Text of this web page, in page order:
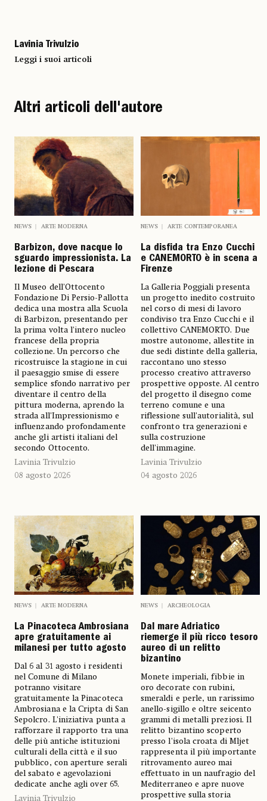
Lavinia Trivulzio
Leggi i suoi articoli
Altri articoli dell'autore
NEWS ARTE MODERNA
Barbizon, dove nacque lo
sguardo impressionista. La
lezione di Pescara
Il Museo dell'Ottocento
Fondazione Di Persio-Pallotta
dedica una mostra alla Scuola
di Barbizon, presentando per
la prima volta l'intero nucleo
francese della propria
collezione. Un percorso che
ricostruisce la stagione in cui
il paesaggio smise di essere
semplice sfondo narrativo per
diventare il centro della
pittura moderna, aprendo la
strada all'Impressionismo e
influenzando profondamente
anche gli artisti italiani del
secondo Ottocento.
Lavinia Trivulzio
08 agosto 2026
NEWS ARTE CONTEMPORANEA
La disfida tra Enzo Cucchi
e CANEMORTO è in scena a
Firenze
La Galleria Poggiali presenta
un progetto inedito costruito
nel corso di mesi di lavoro
condiviso tra Enzo Cucchi e il
collettivo CANEMORTO. Due
mostre autonome, allestite in
due sedi distinte della galleria,
raccontano uno stesso
processo creativo attraverso
prospettive opposte. Al centro
del progetto il disegno come
terreno comune e una
riflessione sull'autorialità, sul
confronto tra generazioni e
sulla costruzione
dell'immagine.
Lavinia Trivulzio
04 agosto 2026
NEWS ARTE MODERNA
La Pinacoteca Ambrosiana
apre gratuitamente ai
milanesi per tutto agosto
Dal 6 al 31 agosto i residenti
nel Comune di Milano
potranno visitare
gratuitamente la Pinacoteca
Ambrosiana e la Cripta di San
Sepolcro. L'iniziativa punta a
rafforzare il rapporto tra una
delle più antiche istituzioni
culturali della città e il suo
pubblico, con aperture serali
del sabato e agevolazioni
dedicate anche agli over 65.
Lavinia Trivulzio
NEWS ARCHEOLOGIA
Dal mare Adriatico
riemerge il più ricco tesoro
aureo di un relitto
bizantino
Monete imperiali, fibbie in
oro decorate con rubini,
smeraldi e perle, un rarissimo
anello-sigillo e oltre seicento
grammi di metalli preziosi. Il
relitto bizantino scoperto
presso l'isola croata di Mljet
rappresenta il più importante
ritrovamento aureo mai
effettuato in un naufragio del
Mediterraneo e apre nuove
prospettive sulla storia